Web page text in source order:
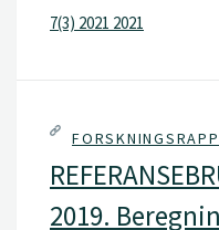
7(3) 2021 2021
2019.